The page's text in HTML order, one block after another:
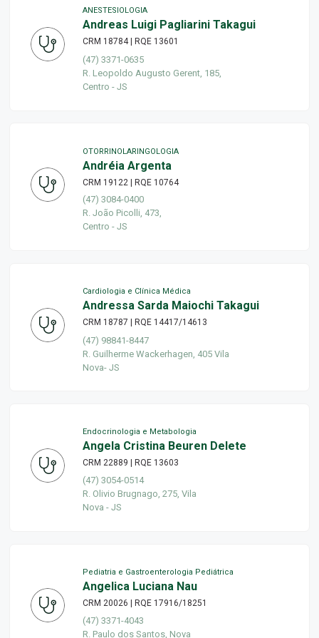
ANESTESIOLOGIA
Andreas Luigi Pagliarini Takagui
CRM 18784 | RQE 13601
(47) 3371-0635
R. Leopoldo Augusto Gerent, 185,
Centro - JS
OTORRINOLARINGOLOGIA
Andréia Argenta
CRM 19122 | RQE 10764
(47) 3084-0400
R. João Picolli, 473,
Centro - JS
Cardiologia e Clínica Médica
Andressa Sarda Maiochi Takagui
CRM 18787 | RQE 14417/14613
(47) 98841-8447
R. Guilherme Wackerhagen, 405 Vila
Nova- JS
Endocrinologia e Metabologia
Angela Cristina Beuren Delete
CRM 22889 | RQE 13603
(47) 3054-0514
R. Olivio Brugnago, 275, Vila
Nova - JS
Pediatria e Gastroenterologia Pediátrica
Angelica Luciana Nau
CRM 20026 | RQE 17916/18251
(47) 3371-4043
R. Paulo dos Santos, Nova